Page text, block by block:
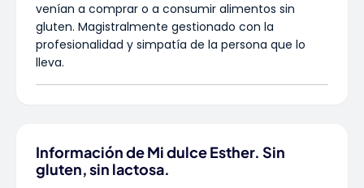
venían a comprar o a consumir alimentos sin
gluten. Magistralmente gestionado con la
profesionalidad y simpatía de la persona que lo
lleva.
Información de Mi dulce Esther. Sin
gluten, sin lactosa.